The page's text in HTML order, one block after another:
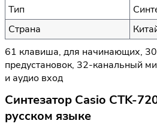
Тип
Страна
61 клавиша, для начинающих,
предустановок, 32-канальный
и аудио вход
Синтезатор Casio CTK-
русском языке